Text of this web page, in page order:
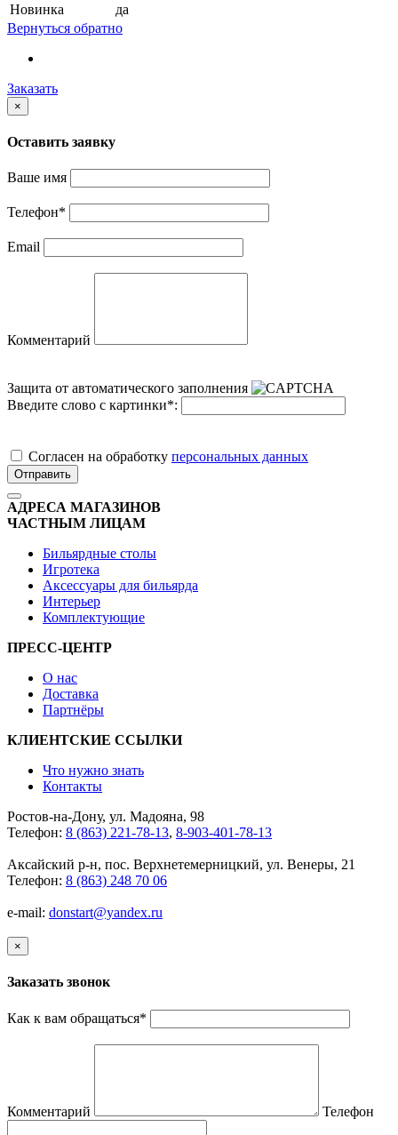
Новинка
да
Вернуться обратно
Заказать
×
Оставить заявку
Ваше имя
Телефон*
Email
Комментарий
Защита от автоматического заполнения
Введите слово с картинки*:
Cогласен на обработку персональных данных
Отправить
АДРЕСА МАГАЗИНОВ
ЧАСТНЫМ ЛИЦАМ
Бильярдные столы
Игротека
Аксессуары для бильярда
Интерьер
Комплектующие
ПРЕСС-ЦЕНТР
О нас
Доставка
Партнёры
КЛИЕНТСКИЕ ССЫЛКИ
Что нужно знать
Контакты
Ростов-на-Дону, ул. Мадояна, 98
Телефон: 8 (863) 221-78-13, 8-903-401-78-13
Аксайский р-н, пос. Верхнетемерницкий, ул. Венеры, 21
Телефон: 8 (863) 248 70 06
e-mail: donstart@yandex.ru
×
Заказать звонок
Как к вам обращаться*
Комментарий Телефон